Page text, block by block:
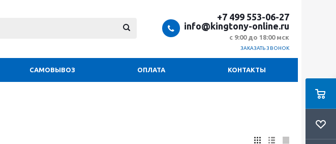
+7 499 553-06-27
info@kingtony-online.ru
с 9:00 до 18:00 мск
ЗАКАЗАТЬ ЗВОНОК
САМОВЫВОЗ ОПЛАТА КОНТАКТЫ